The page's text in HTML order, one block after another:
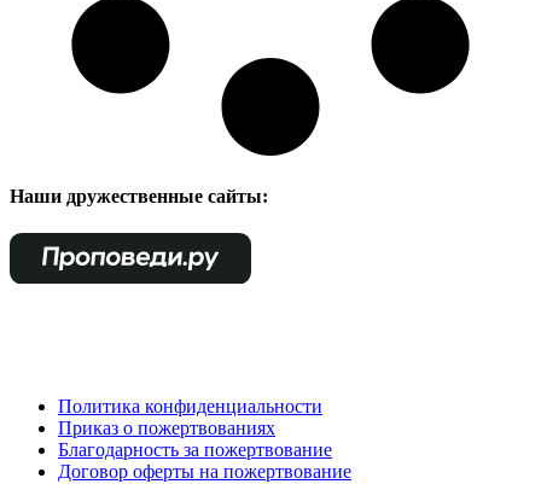
Наши дружественные сайты:
Политика конфиденциальности
Приказ о пожертвованиях
Благодарность за пожертвование
Договор оферты на пожертвование